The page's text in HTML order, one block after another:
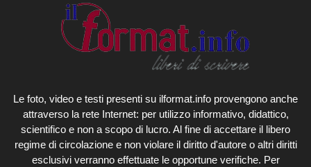
Le foto, video e testi presenti su ilformat.info provengono anche
attraverso la rete Internet: per utilizzo informativo, didattico,
scientifico e non a scopo di lucro. Al fine di accettare il libero
regime di circolazione e non violare il diritto d'autore o altri diritti
esclusivi verranno effettuate le opportune verifiche. Per